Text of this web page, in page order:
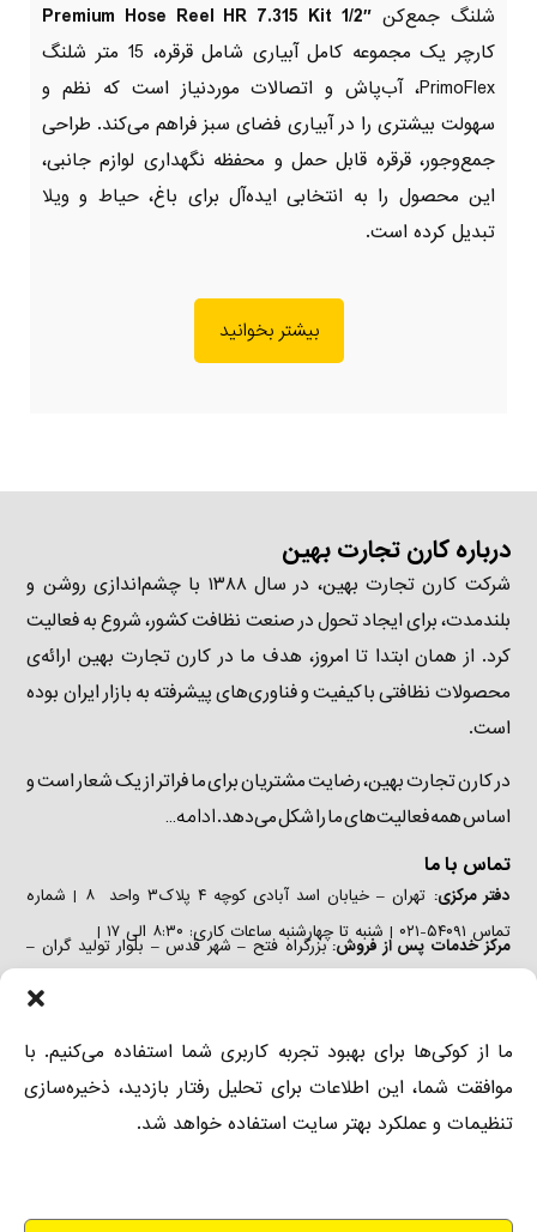
ما از کوکی‌ها برای بهبود تجربه کاربری شما استفاده می‌کنیم. با
موافقت شما، این اطلاعات برای تحلیل رفتار بازدید، ذخیره‌سازی
تنظیمات و عملکرد بهتر سایت استفاده خواهد شد.
شلنگ جمع‌کن Premium Hose Reel HR 7.315 Kit 1/2″
کارچر یک مجموعه کامل آبیاری شامل قرقره، 15 متر شلنگ
PrimoFlex، آب‌پاش و اتصالات موردنیاز است که نظم و
سهولت بیشتری را در آبیاری فضای سبز فراهم می‌کند. طراحی
جمع‌وجور، قرقره قابل حمل و محفظه نگهداری لوازم جانبی،
این محصول را به انتخابی ایده‌آل برای باغ، حیاط و ویلا
تبدیل کرده است.
بیشتر بخوانید
درباره کارن تجارت بهین
شرکت کارن تجارت بهین، در سال ۱۳۸۸ با چشم‌اندازی روشن و
بلندمدت، برای ایجاد تحول در صنعت نظافت کشور، شروع به فعالیت
کرد. از همان ابتدا تا امروز، هدف ما در کارن تجارت بهین ارائه‌ی
محصولات نظافتی باکیفیت و فناوری‌های پیشرفته به بازار ایران بوده
است.
در کارن تجارت بهین، رضایت مشتریان برای ما فراتر از یک شعار است و
اساس همه فعالیت‌های ما را شکل می‌دهد.ادامه…
تماس با ما
دفتر مرکزی:
تهران – خیابان اسد آبادی کوچه ۴ پلاک۳ واحد ۸ | شماره
تماس ۵۴۰۹۱-۰۲۱ | شنبه تا چهارشنبه ساعات کاری: ۸:۳۰ الی ۱۷ |
مرکز خدمات پس از فروش:بزرگراه فتح – شهر قدس – بلوار تولید گران –
تماس ۵۴۰۹۱-۰۲۱ ٫ ۲-۸۸۹۷۳۶۸۱-۰۲۱ | شنبه تا چهارشنبه ساعات کاری:
۸:۳۰ الی ۱۷ |
باغبانی